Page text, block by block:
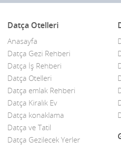
Cam Balkon
Çay bahçeleri
Çelik Kapı
Çiçekçiler
Datça Bademi
Datça Feribot
Datça Köy Ürünleri
Datça Otelleri
Anasayfa
Datça Gezi Rehberi
Datça İş Rehberi
Datça Otelleri
Datça emlak Rehberi
Datça Kiralık Ev
Datça konaklama
Datça ve Tatil
Datça Gezilecek Yerler